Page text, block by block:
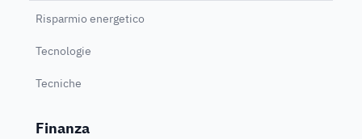
Risparmio energetico
Tecnologie
Tecniche
Finanza